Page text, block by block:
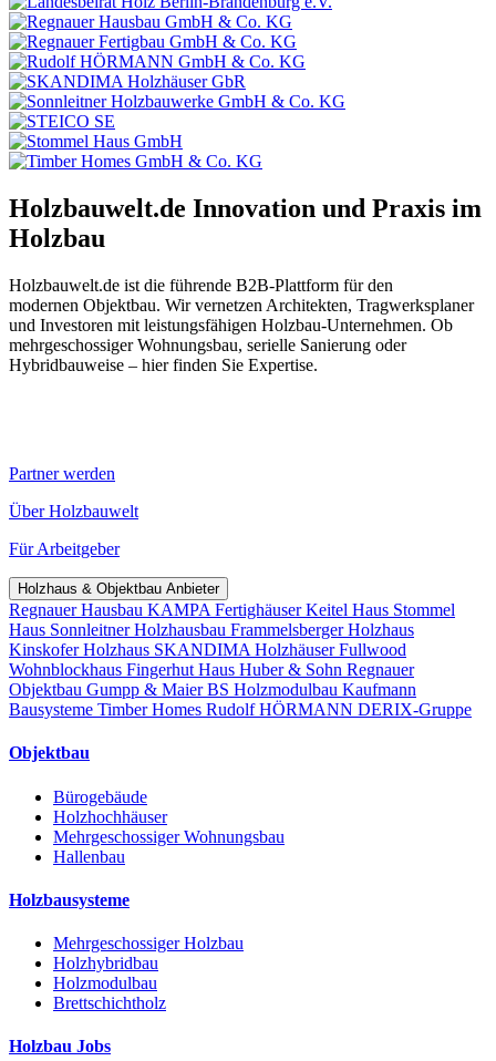
Holzbauwelt.de Innovation und Praxis im
Holzbau
Holzbauwelt.de ist die führende B2B-Plattform für den
modernen Objektbau. Wir vernetzen Architekten, Tragwerksplaner
und Investoren mit leistungsfähigen Holzbau-Unternehmen. Ob
mehrgeschossiger Wohnungsbau, serielle Sanierung oder
Hybridbauweise – hier finden Sie Expertise.
Partner werden
Über Holzbauwelt
Für Arbeitgeber
Holzhaus & Objektbau Anbieter
Regnauer Hausbau KAMPA FertighäuserKeitel Haus Stommel
Haus Sonnleitner Holzhausbau Frammelsberger Holzhaus
Kinskofer Holzhaus SKANDIMA HolzhäuserFullwood
Wohnblockhaus Fingerhut Haus Huber & Sohn Regnauer
Objektbau Gumpp & MaierBS Holzmodulbau Kaufmann
Bausysteme Timber Homes Rudolf HÖRMANN DERIX-Gruppe
Objektbau
Bürogebäude
Holzhochhäuser
Mehrgeschossiger Wohnungsbau
Hallenbau
Holzbausysteme
Mehrgeschossiger Holzbau
Holzhybridbau
Holzmodulbau
Brettschichtholz
Holzbau Jobs